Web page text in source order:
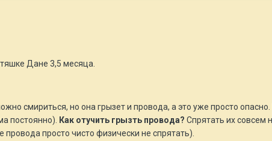
Дане 3,5 месяца.
смириться, но она грызет и провода, а это уже просто
постоянно).
Как отучить грызть провода? Спрятать их совсем
просто чисто физически не спрятать).